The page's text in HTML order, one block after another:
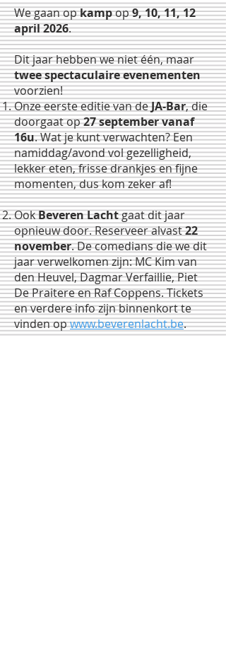
We gaan opkampop9, 10, 11, 12
april 2026.
Dit jaar hebben we niet één, maar
twee spectaculaire evenementen
voorzien!
Onze eerste editie van deJA-Bar, die
doorgaat op27 september vanaf
16u. Wat je kunt verwachten? Een
namiddag/avond vol gezelligheid,
lekker eten, frisse drankjes en fijne
momenten, dus kom zeker af!
OokBeveren Lachtgaat dit jaar
opnieuw door. Reserveer alvast22
november. De comedians die we dit
jaar verwelkomen zijn: MC Kim van
den Heuvel, Dagmar Verfaillie, Piet
De Praitere en Raf Coppens. Tickets
en verdere info zijn binnenkort te
vinden opwww.beverenlacht.be.